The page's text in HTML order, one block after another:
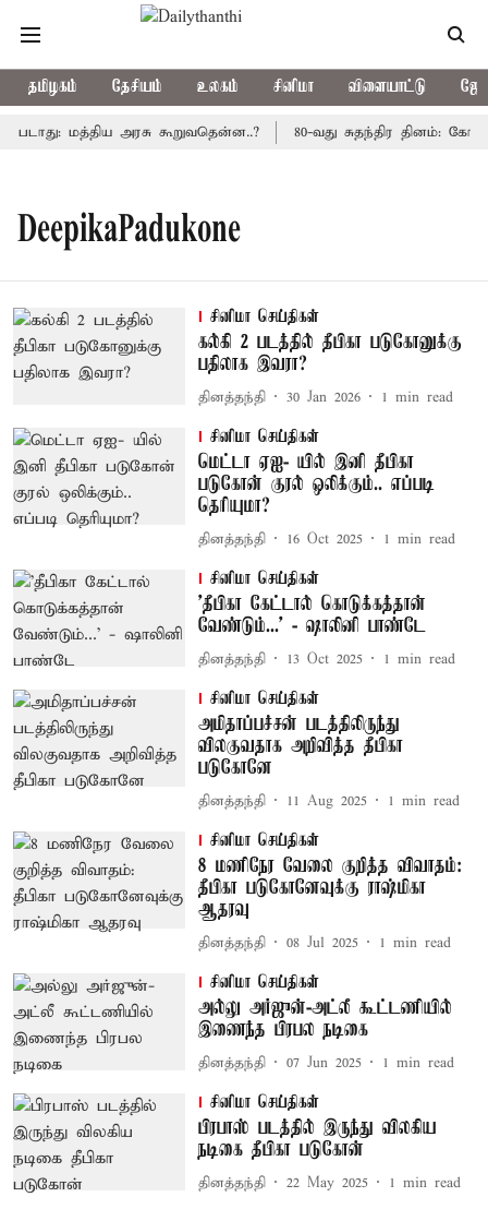
தமிழகம் தேசியம் உலகம் சினிமா விளையாட்டு
மத்திய அரசு கூறுவதென்ன..? 80-வது சுதந்திர தினம்:
DeepikaPadukone
சினிமா செய்திகள்
கல்கி 2 படத்தில் தீபிகா படுகோனுக்கு
பதிலாக இவரா?
தினத்தந்தி 30 Jan 2026 1 min read
சினிமா செய்திகள்
மெட்டா ஏஐ- யில் இனி தீபிகா
படுகோன் குரல் ஒலிக்கும்.. எப்படி
தெரியுமா?
தினத்தந்தி 16 Oct 2025 1 min read
சினிமா செய்திகள்
’தீபிகா கேட்டால் கொடுக்கத்தான்
வேண்டும்...’ - ஷாலினி பாண்டே
தினத்தந்தி 13 Oct 2025 1 min read
சினிமா செய்திகள்
அமிதாப்பச்சன் படத்திலிருந்து
விலகுவதாக அறிவித்த தீபிகா
படுகோனே
தினத்தந்தி 11 Aug 2025 1 min read
சினிமா செய்திகள்
8 மணிநேர வேலை குறித்த விவாதம்:
தீபிகா படுகோனேவுக்கு ராஷ்மிகா
ஆதரவு
தினத்தந்தி 08 Jul 2025 1 min read
சினிமா செய்திகள்
அல்லு அர்ஜுன்-அட்லீ கூட்டணியில்
இணைந்த பிரபல நடிகை
தினத்தந்தி 07 Jun 2025 1 min read
சினிமா செய்திகள்
பிரபாஸ் படத்தில் இருந்து விலகிய
நடிகை தீபிகா படுகோன்
தினத்தந்தி 22 May 2025 1 min read